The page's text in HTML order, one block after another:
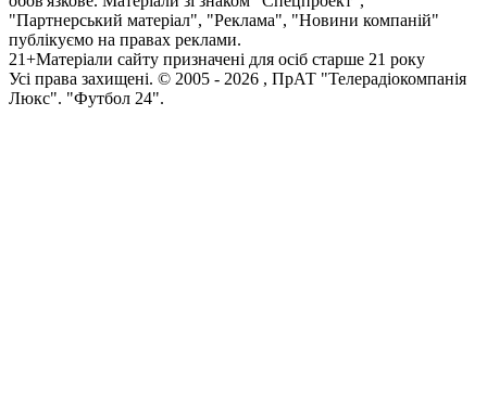
"Партнерський матеріал", "Реклама", "Новини компаній"
публікуємо на правах реклами.
21+Матеріали сайту призначені для осіб старше 21 року
Усi права захищенi. © 2005 - 2026 , ПрАТ "Телерадіокомпанія
Люкс". "Футбол 24".